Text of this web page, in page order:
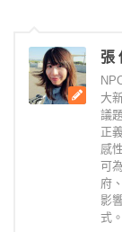
張
大
議
正
感
可
府
影
式。